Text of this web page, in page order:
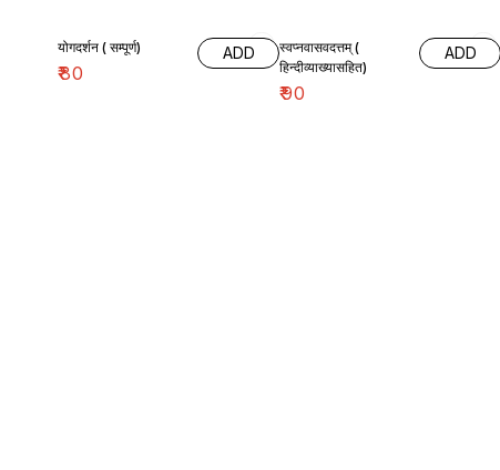
योगदर्शन ( सम्पूर्ण)
₹80
ADD
स्वप्नवासवदत्तम् (
हिन्दीव्याख्यासहित)
₹90
ADD